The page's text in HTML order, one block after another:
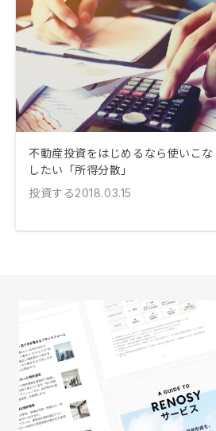
不動産投資をはじめるなら使いこな
したい「所得分散」
投資する2018.03.15